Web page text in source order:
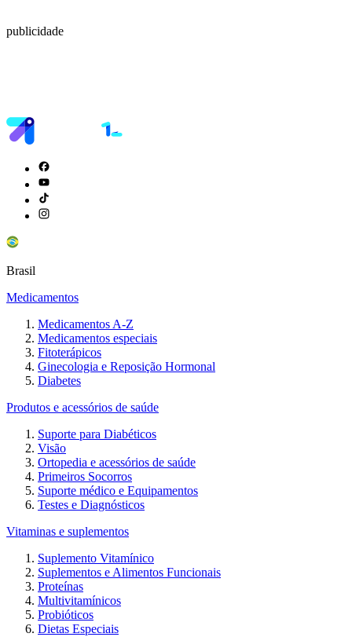
publicidade
Brasil
Medicamentos
Medicamentos A-Z
Medicamentos especiais
Fitoterápicos
Ginecologia e Reposição Hormonal
Diabetes
Produtos e acessórios de saúde
Suporte para Diabéticos
Visão
Ortopedia e acessórios de saúde
Primeiros Socorros
Suporte médico e Equipamentos
Testes e Diagnósticos
Vitaminas e suplementos
Suplemento Vitamínico
Suplementos e Alimentos Funcionais
Proteínas
Multivitamínicos
Probióticos
Dietas Especiais